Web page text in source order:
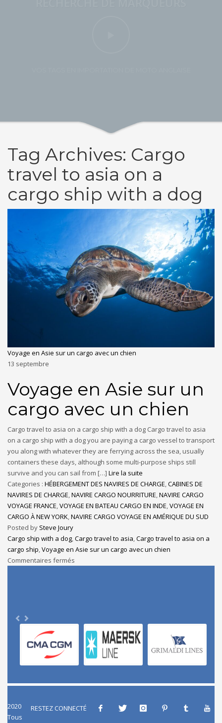
Tag Archives: Cargo
travel to asia on a
cargo ship with a dog
Voyage en Asie sur un cargo avec un chien
13 septembre
Voyage en Asie sur un
cargo avec un chien
Cargo travel to asia on a cargo ship with a dog Cargo travel to asia
on a cargo ship with a dog you are paying a cargo vessel to transport
you along with whatever they are ferrying across the sea, usually
containers these days, although some multi-purpose ships still
survive and you can sail from […] Lire la suite
Categories : HÉBERGEMENT DES NAVIRES DE CHARGE,CABINES DE
NAVIRES DE CHARGE,NAVIRE CARGO NOURRITURE,NAVIRE CARGO
VOYAGE FRANCE,VOYAGE EN BATEAU CARGO EN INDE,VOYAGE EN
CARGO À NEW YORK,NAVIRE CARGO VOYAGE EN AMÉRIQUE DU SUD
Posted by Steve Joury
Cargo ship with a dog,Cargo travel to asia,Cargo travel to asia on a
cargo ship,Voyage en Asie sur un cargo avec un chien
Commentaires fermés
RESTEZ CONNECTÉ
2020
Tous